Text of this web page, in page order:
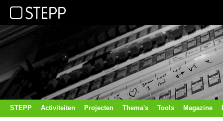
STEPP Activiteiten Projecten Thema's Tools Magazine